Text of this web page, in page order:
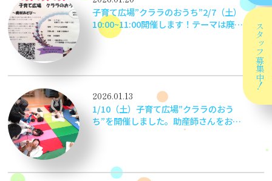
スタッフ
募集中！
子育て広場”クララのおうち”2/7（土）
10:00~11:00開催します！テーマは廃材
あそびです。”クララのおうち”は保育園
上、お気軽に遊びに来てください！
2026.01.13
1/10（土）子育て広場”クララのおう
ち”を開催しました。助産師さんをお招
きして、ベビーマッサージと手形アート